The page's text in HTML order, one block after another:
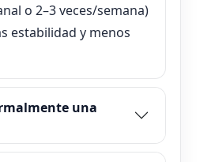
o 2–3 veces/semana)
estabilidad y menos
una